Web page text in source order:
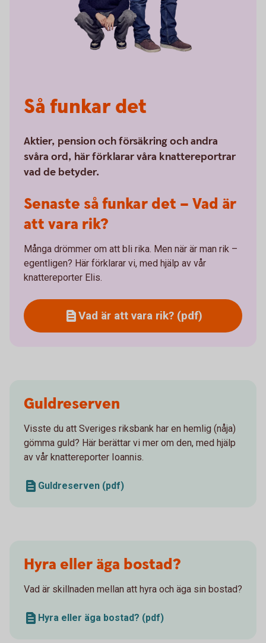
Så funkar det
Aktier, pension och försäkring och andra
svåra ord, här förklarar våra knattereportrar
vad de betyder.
Senaste så funkar det – Vad är
att vara rik?
Många drömmer om att bli rika. Men när är man rik –
egentligen? Här förklarar vi, med hjälp av vår
knattereporter Elis.
Vad är att vara rik? (pdf)
Guldreserven
Visste du att Sveriges riksbank har en hemlig (nåja)
gömma guld? Här berättar vi mer om den, med hjälp
av vår knattereporter Ioannis.
Guldreserven (pdf)
Hyra eller äga bostad?
Vad är skillnaden mellan att hyra och äga sin bostad?
Hyra eller äga bostad? (pdf)